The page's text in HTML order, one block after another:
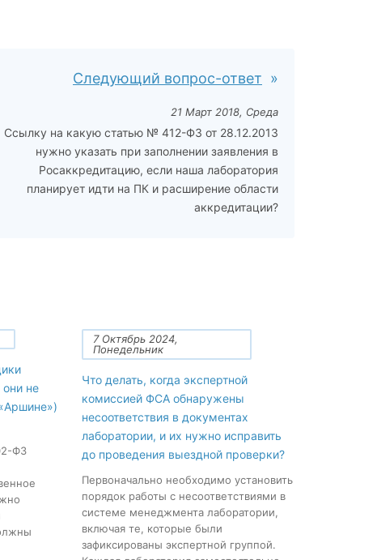
Следующий вопрос-ответ
21 Март 2018, Среда
Ссылку на какую статью № 412-ФЗ от 28.12.2013
нужно указать при заполнении заявления в
Росаккредитацию, если наша лаборатория
планирует идти на ПК и расширение области
аккредитации?
не
ФЗ
7 Октябрь 2024,
Понедельник
Что делать, когда экспертной
комиссией ФСА обнаружены
несоответствия в документах
лаборатории, и их нужно исправить
до проведения выездной проверки?
Первоначально необходимо установить
порядок работы с несоответствиями в
системе менеджмента лаборатории,
включая те, которые были
зафиксированы экспертной группой.